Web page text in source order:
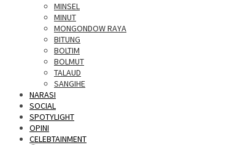
MINSEL
MINUT
MONGONDOW RAYA
BITUNG
BOLTIM
BOLMUT
TALAUD
SANGIHE
NARASI
SOCIAL
SPOTYLIGHT
OPINI
CELEBTAINMENT